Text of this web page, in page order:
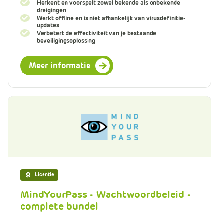
Herkent en voorspelt zowel bekende als onbekende
dreigingen
Werkt offline en is niet afhankelijk van virusdefinitie-
updates
Verbetert de effectiviteit van je bestaande
beveiligingsoplossing
Meer informatie
Licentie
MindYourPass - Wachtwoordbeleid -
complete bundel